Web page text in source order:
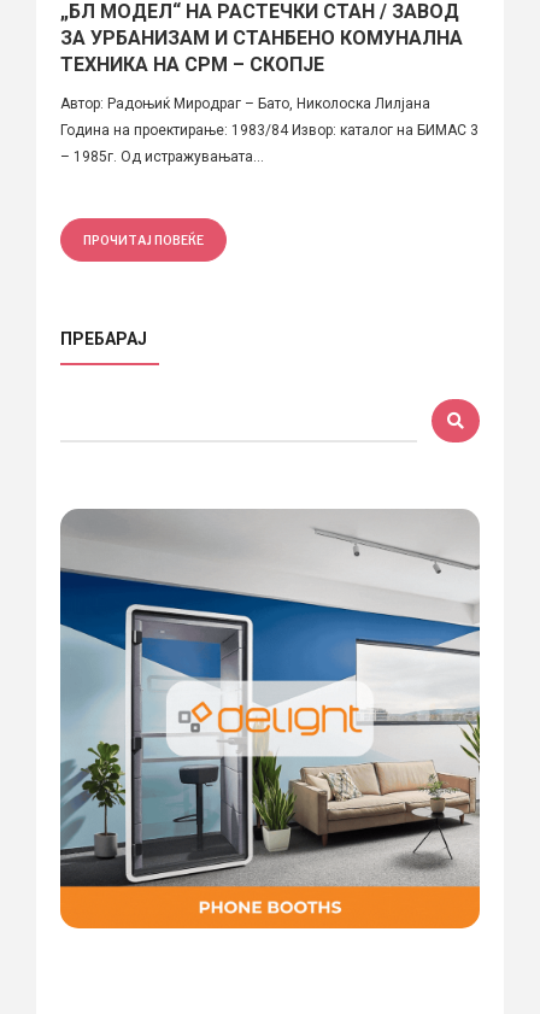
„БЛ МОДЕЛ“ НА РАСТЕЧКИ СТАН / ЗАВОД
ЗА УРБАНИЗАМ И СТАНБEНО КОМУНАЛНА
ТЕХНИКА НА СРМ – СКОПЈЕ
Автор: Радоњиќ Миродраг – Бато, Николоска Лилјана
Година на проектирање: 1983/84 Извор: каталог на БИМАС 3
– 1985г. Од истражувањата...
ПРОЧИТАЈ ПОВЕЌЕ
ПРЕБАРАЈ